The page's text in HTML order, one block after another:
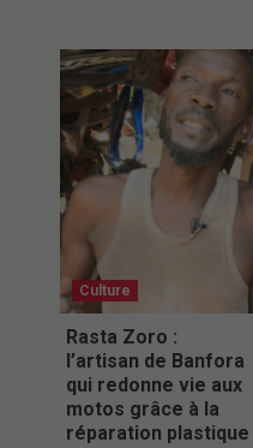
Culture
Rasta Zoro :
l’artisan de Banfora
qui redonne vie aux
motos grâce à la
réparation plastique